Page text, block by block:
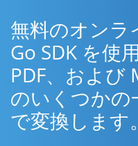
無料のオンラ
Go SDK を使
PDF、および
のいくつかの
で変換します。